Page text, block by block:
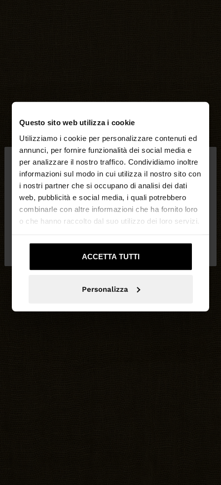
Questo sito web utilizza i cookie
Utilizziamo i cookie per personalizzare contenuti ed
annunci, per fornire funzionalità dei social media e
per analizzare il nostro traffico. Condividiamo inoltre
informazioni sul modo in cui utilizza il nostro sito con
i nostri partner che si occupano di analisi dei dati
web, pubblicità e social media, i quali potrebbero
combinarle con altre informazioni che ha fornito loro
o che hanno raccolto dal suo utilizzo dei loro servizi.
ACCETTA TUTTI
Personalizza
ciao ×
Stai accedendo al sito da Svizzera. Vuoi navigare
sul nostro sito United States?